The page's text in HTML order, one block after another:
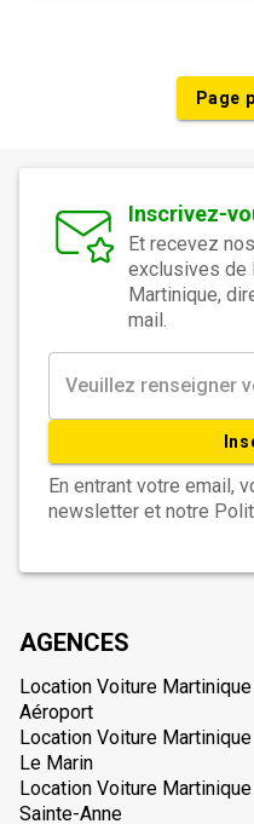
Page
Inscrivez-
Et recevez
exclusives de
Martinique,
mail.
En entrant votre email,
newsletter et notre
AGENCES
Location Voiture Martinique
Aéroport
Location Voiture Martinique
Le Marin
Location Voiture Martinique
Sainte-Anne